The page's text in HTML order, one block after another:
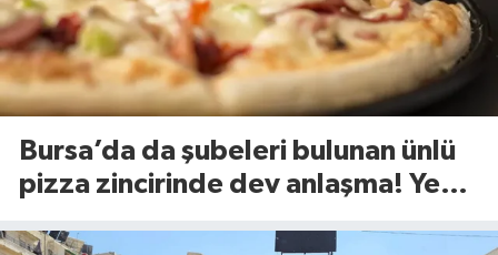
Bursa’da da şubeleri bulunan ünlü
pizza zincirinde dev anlaşma! Yeni